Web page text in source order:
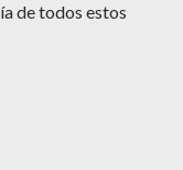
de todos estos